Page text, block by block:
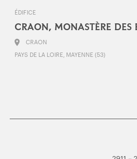
ÉDIFICE
CRAON, MONASTÈRE DES
CRAON
PAYS DE LA LOIRE, MAYENNE (53)